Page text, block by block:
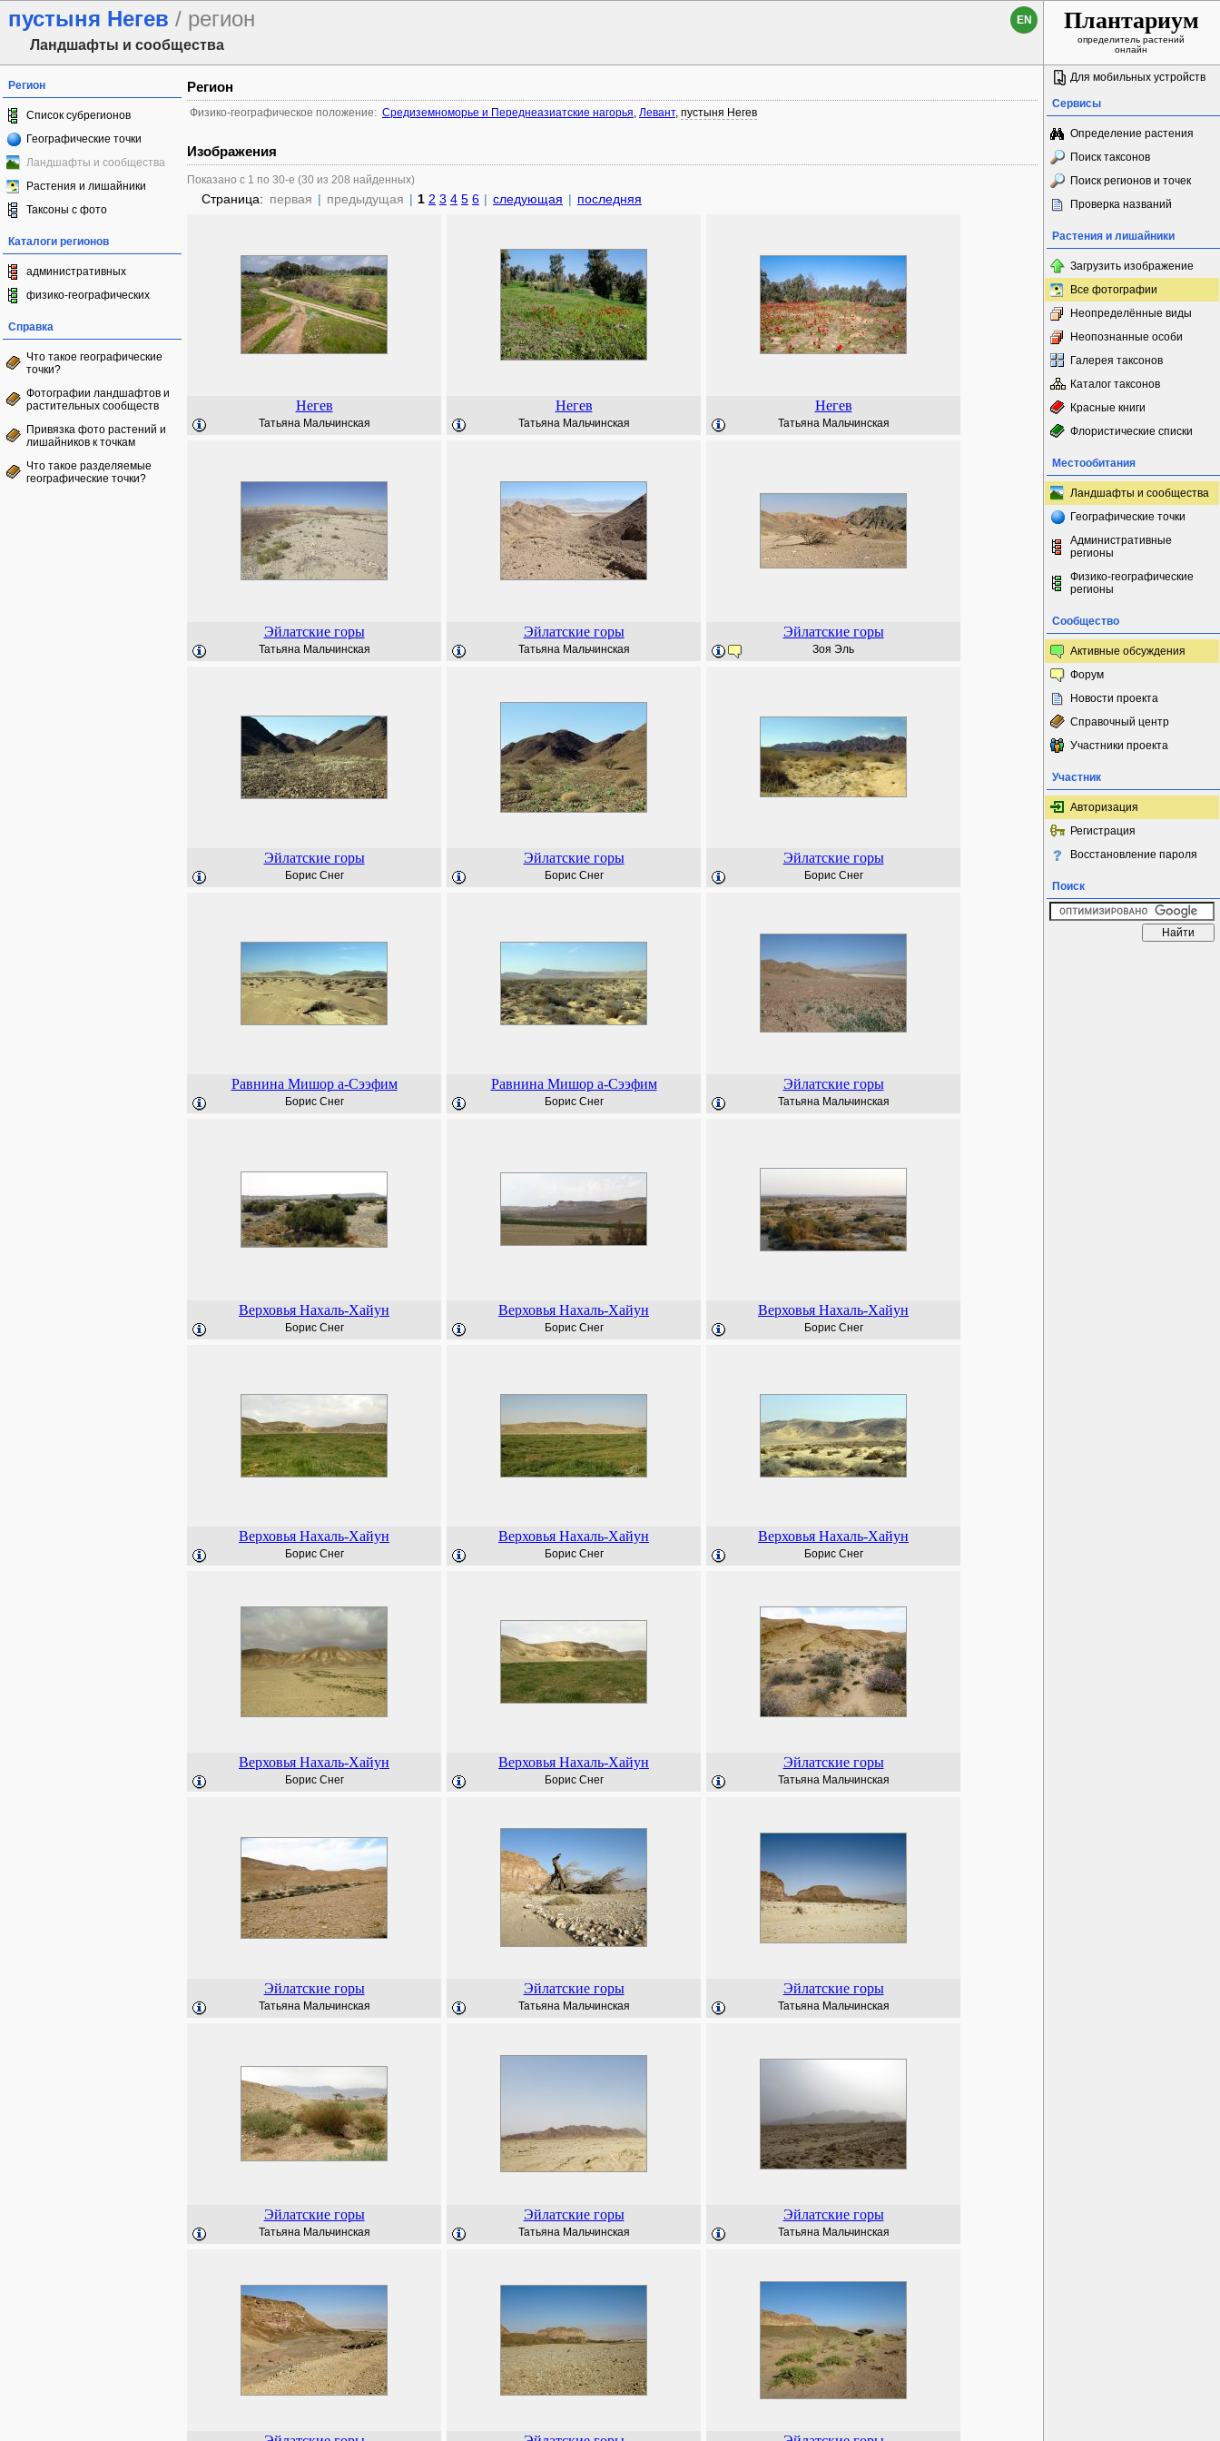
пустыня Негев / регион
Ландшафты и сообщества
EN Плантариум
определитель растений
онлайн
Регион
Список субрегионов
Географические точки
Ландшафты и сообщества
Растения и лишайники
Таксоны с фото
Каталоги регионов
административных
физико-географических
Справка
Что такое географические
точки?
Фотографии ландшафтов и
растительных сообществ
Привязка фото растений и
лишайников к точкам
Что такое разделяемые
географические точки?
Регион
Физико-географическое положение: Средиземноморье и Переднеазиатские нагорья, Левант, пустыня Негев
Изображения
Показано с 1 по 30-е (30 из 208 найденных)
Страница: первая | предыдущая | 1 2 3 4 5 6 | следующая | последняя
Негев
Татьяна Мальчинская
Негев
Татьяна Мальчинская
Негев
Татьяна Мальчинская
Эйлатские горы
Татьяна Мальчинская
Эйлатские горы
Татьяна Мальчинская
Эйлатские горы
Зоя Эль
Эйлатские горы
Борис Снег
Эйлатские горы
Борис Снег
Эйлатские горы
Борис Снег
Равнина Мишор а-Сээфим
Борис Снег
Равнина Мишор а-Сээфим
Борис Снег
Эйлатские горы
Татьяна Мальчинская
Верховья Нахаль-Хайун
Борис Снег
Верховья Нахаль-Хайун
Борис Снег
Верховья Нахаль-Хайун
Борис Снег
Верховья Нахаль-Хайун
Борис Снег
Верховья Нахаль-Хайун
Борис Снег
Верховья Нахаль-Хайун
Борис Снег
Верховья Нахаль-Хайун
Борис Снег
Верховья Нахаль-Хайун
Борис Снег
Эйлатские горы
Татьяна Мальчинская
Эйлатские горы
Татьяна Мальчинская
Эйлатские горы
Татьяна Мальчинская
Эйлатские горы
Татьяна Мальчинская
Эйлатские горы
Татьяна Мальчинская
Эйлатские горы
Татьяна Мальчинская
Эйлатские горы
Татьяна Мальчинская
Для мобильных устройств
Сервисы
Определение растения
Поиск таксонов
Поиск регионов и точек
Проверка названий
Растения и лишайники
Загрузить изображение
Все фотографии
Неопределённые виды
Неопознанные особи
Галерея таксонов
Каталог таксонов
Красные книги
Флористические списки
Местообитания
Ландшафты и сообщества
Географические точки
Административные
регионы
Физико-географические
регионы
Сообщество
Активные обсуждения
Форум
Новости проекта
Справочный центр
Участники проекта
Участник
Авторизация
Регистрация
Восстановление пароля
Поиск